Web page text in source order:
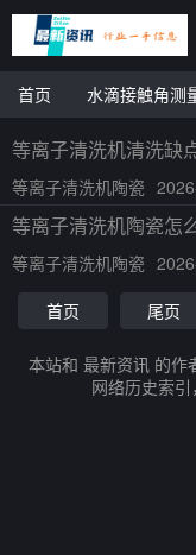
首页 水滴接触角测
等离子清洗机清洗缺
等离子清洗机陶瓷
等离子清洗机陶瓷怎
等离子清洗机陶瓷
首页
尾页
本站和 最新资讯 的作
网络历史索引